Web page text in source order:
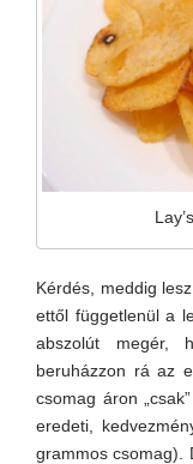
Kérdés, meddig
ettől függetlenül a
abszolút megér,
beruházzon rá az
csomag áron
eredeti,
grammos csomag).